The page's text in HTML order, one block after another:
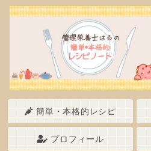
簡単・本格的レシピ
プロフィール